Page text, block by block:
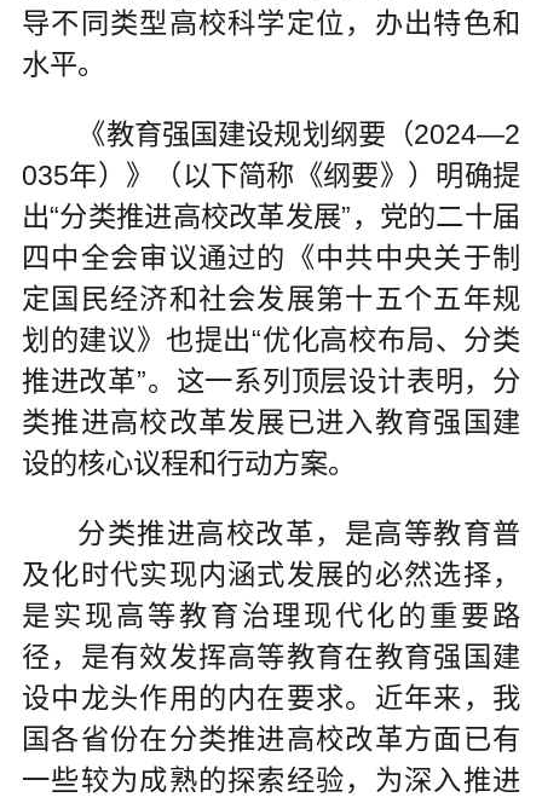
导不同类型高校科学定位，办出特色和
水平。
《教育强国建设规划纲要（2024—2
035年）》（以下简称《纲要》）明确提
出“分类推进高校改革发展”，党的二十届
四中全会审议通过的《中共中央关于制
定国民经济和社会发展第十五个五年规
划的建议》也提出“优化高校布局、分类
推进改革”。这一系列顶层设计表明，分
类推进高校改革发展已进入教育强国建
设的核心议程和行动方案。
分类推进高校改革，是高等教育普
及化时代实现内涵式发展的必然选择，
是实现高等教育治理现代化的重要路
径，是有效发挥高等教育在教育强国建
设中龙头作用的内在要求。近年来，我
国各省份在分类推进高校改革方面已有
一些较为成熟的探索经验，为深入推进